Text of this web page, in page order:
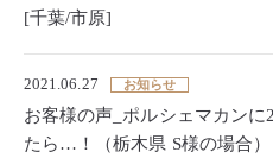
[千葉/市原]
2021.06.27 お知らせ
お客様の声_ポルシェマカン
たら…！（栃木県 S様の場合）